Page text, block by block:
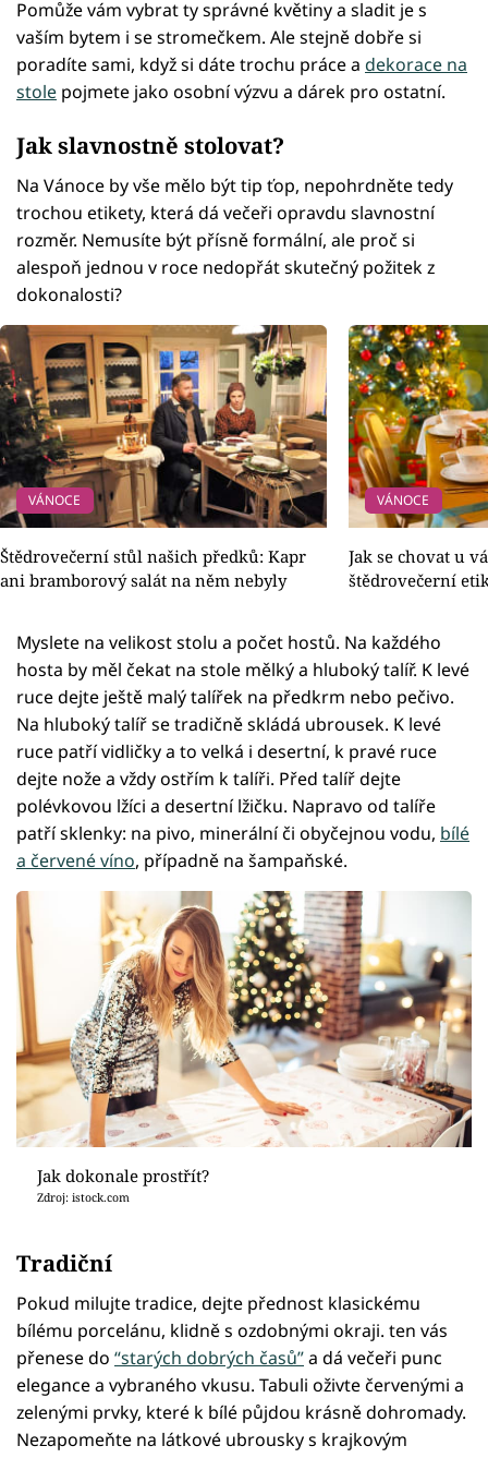
Pomůže vám vybrat ty správné květiny a sladit je s
vaším bytem i se stromečkem. Ale stejně dobře si
poradíte sami, když si dáte trochu práce a dekorace na
stole pojmete jako osobní výzvu a dárek pro ostatní.
Jak slavnostně stolovat?
Na Vánoce by vše mělo být tip ťop, nepohrdněte tedy
trochou etikety, která dá večeři opravdu slavnostní
rozměr. Nemusíte být přísně formální, ale proč si
alespoň jednou v roce nedopřát skutečný požitek z
dokonalosti?
VÁNOCE
Štědrovečerní stůl našich předků: Kapr
ani bramborový salát na něm nebyly
VÁNOCE
Jak se chovat u
štědrovečerní
Myslete na velikost stolu a počet hostů. Na každého
hosta by měl čekat na stole mělký a hluboký talíř. K levé
ruce dejte ještě malý talířek na předkrm nebo pečivo.
Na hluboký talíř se tradičně skládá ubrousek. K levé
ruce patří vidličky a to velká i desertní, k pravé ruce
dejte nože a vždy ostřím k talíři. Před talíř dejte
polévkovou lžíci a desertní lžičku. Napravo od talíře
patří sklenky: na pivo, minerální či obyčejnou vodu, bílé
a červené víno, případně na šampaňské.
Jak dokonale prostřít?
Zdroj: istock.com
Tradiční
Pokud milujte tradice, dejte přednost klasickému
bílému porcelánu, klidně s ozdobnými okraji. ten vás
přenese do “starých dobrých časů”a dá večeři punc
elegance a vybraného vkusu. Tabuli oživte červenými a
zelenými prvky, které k bílé půjdou krásně dohromady.
Nezapomeňte na látkové ubrousky s krajkovým